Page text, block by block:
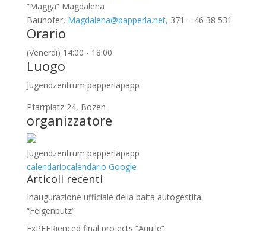
“Magga” Magdalena
Bauhofer, Magdalena@papperla.net, 371 – 46 38 531
Orario
(Venerdi) 14:00 - 18:00
Luogo
Jugendzentrum papperlapapp
Pfarrplatz 24, Bozen
organizzatore
Jugendzentrum papperlapapp
calendariocalendario Google
Articoli recenti
Inaugurazione ufficiale della baita autogestita
“Feigenputz”
ExPEERienced final projects “Aquile”